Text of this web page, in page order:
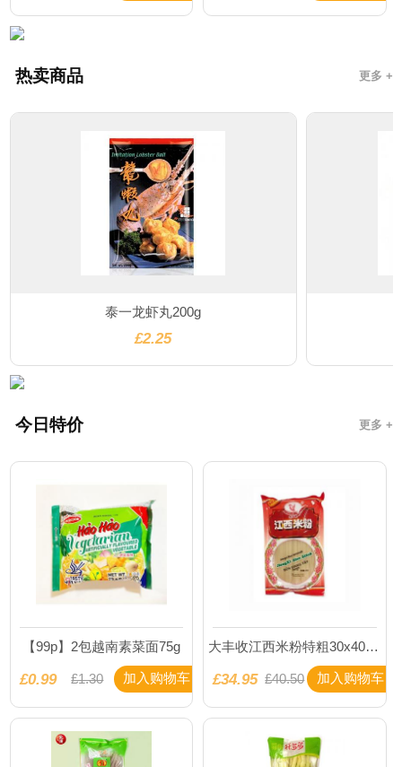
热卖商品 更多 +
泰一龙虾丸200g
£2.25
今日特价 更多 +
【99p】2包越南素菜面75g
£0.99 £1.30 加入购物车
大丰收江西米粉特粗30x400g(箱)
£34.95 £40.50 加入购物车